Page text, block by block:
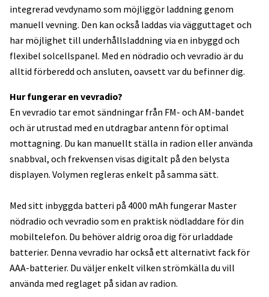
integrerad vevdynamo som möjliggör laddning genom
manuell vevning. Den kan också laddas via vägguttaget och
har möjlighet till underhållsladdning via en inbyggd och
flexibel solcellspanel. Med en nödradio och vevradio är du
alltid förberedd och ansluten, oavsett var du befinner dig.
Hur fungerar en vevradio?
En vevradio tar emot sändningar från FM- och AM-bandet
och är utrustad med en utdragbar antenn för optimal
mottagning. Du kan manuellt ställa in radion eller använda
snabbval, och frekvensen visas digitalt på den belysta
displayen. Volymen regleras enkelt på samma sätt.
Med sitt inbyggda batteri på 4000 mAh fungerar Master
nödradio och vevradio som en praktisk nödladdare för din
mobiltelefon. Du behöver aldrig oroa dig för urladdade
batterier. Denna vevradio har också ett alternativt fack för
AAA-batterier. Du väljer enkelt vilken strömkälla du vill
använda med reglaget på sidan av radion.